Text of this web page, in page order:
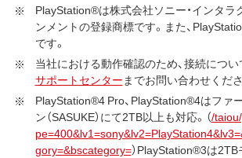
PlayStation®は株式会社ソニー・インタラ
ンメントの登録商標です。また、
です。
当社における動作確認のため、接続につ
サポートセンター までお問い合わせくださ
PlayStation®4 Pro、PlayStation®4はファ
ン（SASUKE）にて2TB以上も対応。（/
gory=&bscategory=）PlayStation®3は2TB